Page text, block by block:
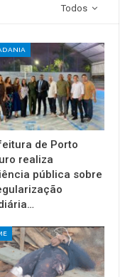
Todos
de Porto
realiza
pública sobre